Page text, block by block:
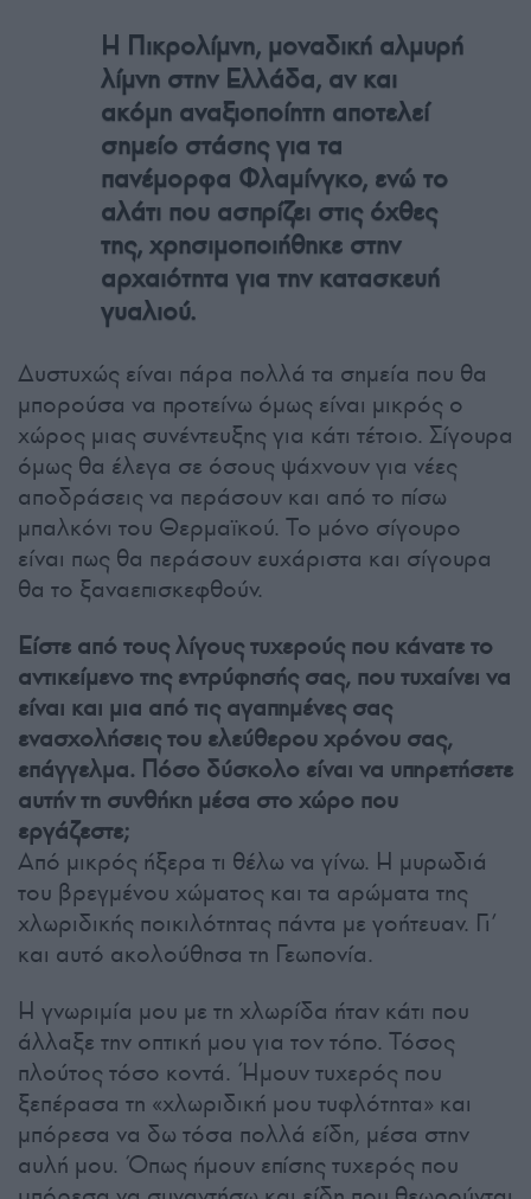
Η Πικρολίμνη, μοναδική αλμυρή
λίμνη στην Ελλάδα, αν και
ακόμη αναξιοποίητη αποτελεί
σημείο στάσης για τα
πανέμορφα Φλαμίνγκο, ενώ το
αλάτι που ασπρίζει στις όχθες
της, χρησιμοποιήθηκε στην
αρχαιότητα για την κατασκευή
γυαλιού.
Δυστυχώς είναι πάρα πολλά τα σημεία που θα
μπορούσα να προτείνω όμως είναι μικρός ο
χώρος μιας συνέντευξης για κάτι τέτοιο. Σίγουρα
όμως θα έλεγα σε όσους ψάχνουν για νέες
αποδράσεις να περάσουν και από το πίσω
μπαλκόνι του Θερμαϊκού. Το μόνο σίγουρο
είναι πως θα περάσουν ευχάριστα και σίγουρα
θα το ξαναεπισκεφθούν.
Είστε από τους λίγους τυχερούς που κάνατε το
αντικείμενο της εντρύφησής σας, που τυχαίνει να
είναι και μια από τις αγαπημένες σας
ενασχολήσεις του ελεύθερου χρόνου σας,
επάγγελμα. Πόσο δύσκολο είναι να υπηρετήσετε
αυτήν τη συνθήκη μέσα στο χώρο που
εργάζεστε;
Από μικρός ήξερα τι θέλω να γίνω. Η μυρωδιά
του βρεγμένου χώματος και τα αρώματα της
χλωριδικής ποικιλότητας πάντα με γοήτευαν. Γι’
και αυτό ακολούθησα τη Γεωπονία.
Η γνωριμία μου με τη χλωρίδα ήταν κάτι που
άλλαξε την οπτική μου για τον τόπο. Τόσος
πλούτος τόσο κοντά. Ήμουν τυχερός που
ξεπέρασα τη «χλωριδική μου τυφλότητα» και
μπόρεσα να δω τόσα πολλά είδη, μέσα στην
αυλή μου. Όπως ήμουν επίσης τυχερός που